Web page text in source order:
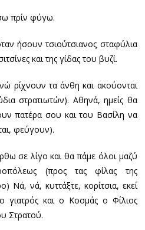
πρίν φύγω.
ήσουν τσιούτσιανος σταφύλια
και της γίδας του βυζί.
ρίχνουν τα άνθη και ακούονται
στρατιωτών). Αθηνά, ημείς θα
πατέρα σου και του Βασίλη να
φεύγουν).
σε λίγο και θα πάμε όλοι μαζύ
(προς τας φίλας της
Νά, νά, κυττάξτε, κορίτσια, εκεί
γιατρός και ο Κοσμάς ο Φίλιος
Στρατού.